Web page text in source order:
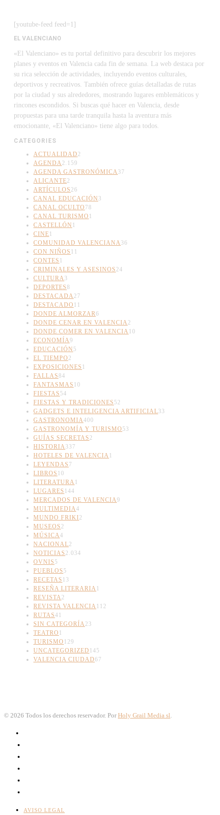
[youtube-feed feed=1]
EL VALENCIANO
«El Valenciano» es tu portal definitivo para descubrir los mejores
planes y eventos en Valencia cada fin de semana. La web destaca por
su rica selección de actividades, incluyendo eventos culturales,
deportivos y recreativos. También ofrece guías detalladas de rutas
por la ciudad y sus alrededores, mostrando lugares emblemáticos y
rincones escondidos. Si buscas qué hacer en Valencia, desde
propuestas para una tarde tranquila hasta la aventura más
emocionante, «El Valenciano» tiene algo para todos.
CATEGORIES
ACTUALIDAD 2
AGENDA 2.159
AGENDA GASTRONÓMICA 37
ALICANTE2
ARTÍCULOS 26
CANAL EDUCACIÓN 3
CANAL OCULTO 78
CANAL TURISMO 1
CASTELLÓN 1
CINE1
COMUNIDAD VALENCIANA 36
CON NIÑOS 11
CONTES 1
CRIMINALES Y ASESINOS 24
CULTURA 3
DEPORTES8
DESTACADA 27
DESTACADO 11
DONDE ALMORZAR6
DONDE CENAR EN VALENCIA 2
DONDE COMER EN VALENCIA 10
ECONOMÍA9
EDUCACIÓN 5
EL TIEMPO 2
EXPOSICIONES 1
FALLAS84
FANTASMAS 10
FIESTAS 54
FIESTAS Y TRADICIONES 52
GADGETS E INTELIGENCIA ARTIFICIAL33
GASTRONOMIA400
GASTRONOMÍA Y TURISMO 53
GUÍAS SECRETAS 2
HISTORIA 337
HOTELES DE VALENCIA 1
LEYENDAS 7
LIBROS 10
LITERATURA 1
LUGARES 144
MERCADOS DE VALENCIA9
MULTIMEDIA4
MUNDO FRIKI2
MUSEOS 2
MÚSICA4
NACIONAL2
NOTICIAS 2.034
OVNIS 5
PUEBLOS 5
RECETAS 13
RESEÑA LITERARIA 1
REVISTA 2
REVISTA VALENCIA 112
RUTAS41
SIN CATEGORÍA 23
TEATRO 1
TURISMO 129
UNCATEGORIZED 145
VALENCIA CIUDAD67
© 2026 Todos los derechos reservador. Por Holy Grail Media sl
AVISO LEGAL